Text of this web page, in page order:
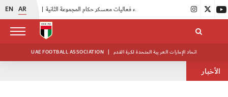
EN AR |
UAE FOOTBALL ASSOCIATION | اتحاد الإمارات العربية المتحدة لكرة القدم
الأخبار